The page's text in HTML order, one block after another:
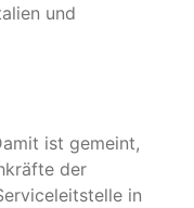
und
ist gemeint,
der
in